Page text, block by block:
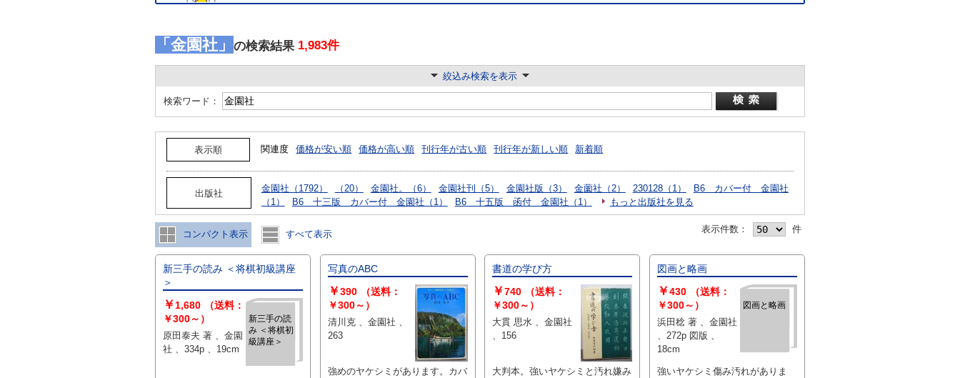
「金園社」 の検索結果 1,983件
絞込み検索を表示
検索ワード：
表示順 関連度 価格が安い順 価格が高い順 刊行年が古い順 刊行年が新しい順 新着順
出版社 金園社（1792） （20） 金園社。（6） 金園社刊（5） 金園社版（3） 金薗社（2） 230128（1）
B6 カバー付 金園社
（1）
B6 十三版 カバー付 金園社（1） B6 十五版 函付 金園社（1） もっと出版社を見る
コンパクト表示 すべて表示 表示件数： 件
新三手の読み ＜将棋初級講座
＞
新三手の読
み ＜将棋初
級講座＞
￥ 1,680
（送料：
￥300～）
原田泰夫 著 、金園
社 、334p 、19cm
写真のABC
￥390
（送料：
￥300～）
清川克 、金園社 、
263
強めのヤケシミがあります。カバ
書道の学び方
￥740
（送料：
￥300～）
大貫 思水 、金園社
、156
大判本。強いヤケシミと汚れ嫌み
図画と略画
図画と略画
￥430
（送料：
￥300～）
浜田稔 著 、金園社
、272p 図版 、
18cm
強いヤケシミ傷み汚れがありま